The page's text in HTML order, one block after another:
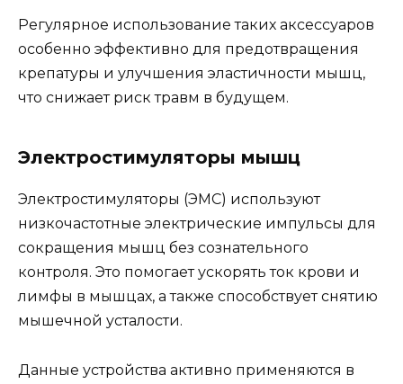
Регулярное использование таких аксессуаров
особенно эффективно для предотвращения
крепатуры и улучшения эластичности мышц,
что снижает риск травм в будущем.
Электростимуляторы мышц
Электростимуляторы (ЭМС) используют
низкочастотные электрические импульсы для
сокращения мышц без сознательного
контроля. Это помогает ускорять ток крови и
лимфы в мышцах, а также способствует снятию
мышечной усталости.
Данные устройства активно применяются в